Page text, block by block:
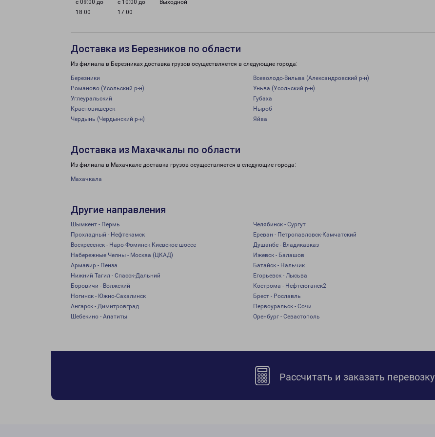
с 09:00 до
18:00
с 10:00 до
17:00
Выходной
Доставка из Березников по области
Из филиала в Березниках доставка грузов осуществляется в следующие города:
Березники Всеволодо-Вильва (Александровский р-н)
Романово (Усольский р-н)
Уньва (Усольский р-н)
Углеуральский
Губаха
Красновишерск
Ныроб
Чердынь (Чердынский р-н)
Яйва
Доставка из Махачкалы по области
Из филиала в Махачкале доставка грузов осуществляется в следующие города:
Махачкала
Другие направления
Шымкент - Пермь Челябинск - Сургут
Прохладный - Нефтекамск
Ереван - Петропавловск-Камчатский
Воскресенск - Наро-Фоминск Киевское шоссе
Душанбе - Владикавказ
Набережные Челны - Москва (ЦКАД)
Ижевск - Балашов
Армавир - Пенза
Батайск - Нальчик
Нижний Тагил - Спасск-Дальний
Егорьевск - Лысьва
Боровичи - Волжский
Кострома - Нефтеюганск2
Ногинск - Южно-Сахалинск
Брест - Рославль
Ангарск - Димитровград
Первоуральск - Сочи
Шебекино - Апатиты
Оренбург - Севастополь
Рассчитать и заказать перевозку